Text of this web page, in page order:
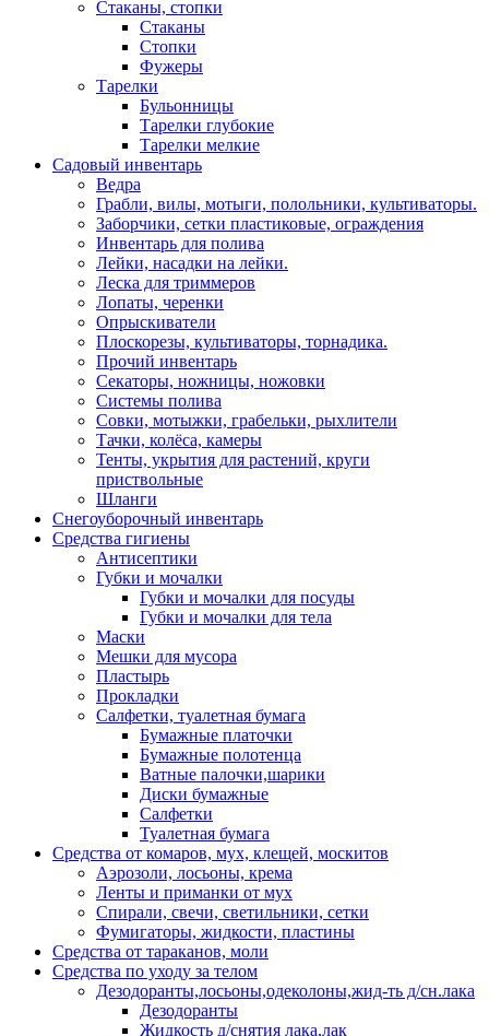
Стаканы, стопки
Стаканы
Стопки
Фужеры
Тарелки
Бульонницы
Тарелки глубокие
Тарелки мелкие
Садовый инвентарь
Ведра
Грабли, вилы, мотыги, полольники, культиваторы.
Заборчики, сетки пластиковые, ограждения
Инвентарь для полива
Лейки, насадки на лейки.
Леска для триммеров
Лопаты, черенки
Опрыскиватели
Плоскорезы, культиваторы, торнадика.
Прочий инвентарь
Секаторы, ножницы, ножовки
Системы полива
Совки, мотыжки, грабельки, рыхлители
Тачки, колёса, камеры
Тенты, укрытия для растений, круги
приствольные
Шланги
Снегоуборочный инвентарь
Средства гигиены
Антисептики
Губки и мочалки
Губки и мочалки для посуды
Губки и мочалки для тела
Маски
Мешки для мусора
Пластырь
Прокладки
Салфетки, туалетная бумага
Бумажные платочки
Бумажные полотенца
Ватные палочки,шарики
Диски бумажные
Салфетки
Туалетная бумага
Средства от комаров, мух, клещей, москитов
Аэрозоли, лосьоны, крема
Ленты и приманки от мух
Спирали, свечи, светильники, сетки
Фумигаторы, жидкости, пластины
Средства от тараканов, моли
Средства по уходу за телом
Дезодоранты,лосьоны,одеколоны,жид-ть д/сн.лака
Дезодоранты
Жидкость д/снятия лака,лак